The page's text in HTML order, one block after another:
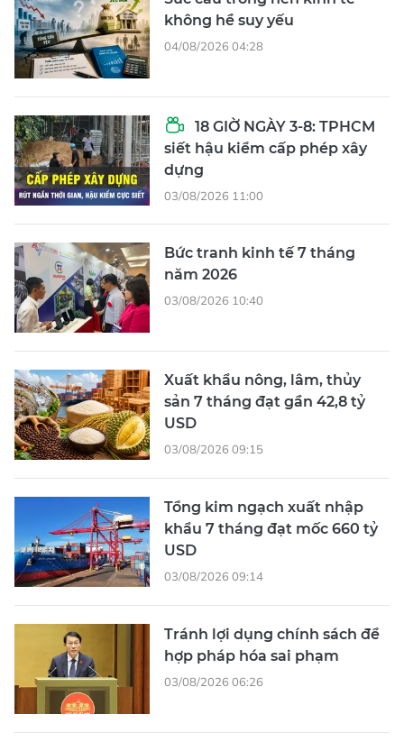
không hề suy yếu
04/08/2026 04:28
18 GIỜ NGÀY 3-8: TPHCM
siết hậu kiểm cấp phép xây
dựng
03/08/2026 11:00
Bức tranh kinh tế 7 tháng
năm 2026
03/08/2026 10:40
Xuất khẩu nông, lâm, thủy
sản 7 tháng đạt gần 42,8 tỷ
USD
03/08/2026 09:15
Tổng kim ngạch xuất nhập
khẩu 7 tháng đạt mốc 660 tỷ
USD
03/08/2026 09:14
Tránh lợi dụng chính sách để
hợp pháp hóa sai phạm
03/08/2026 06:26